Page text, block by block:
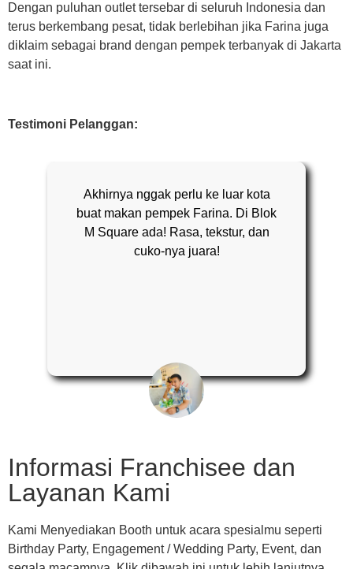
Dengan puluhan outlet tersebar di seluruh Indonesia dan
terus berkembang pesat, tidak berlebihan jika Farina juga
diklaim sebagai brand dengan pempek terbanyak di Jakarta
saat ini.
Testimoni Pelanggan:
Akhirnya nggak perlu ke luar kota
buat makan pempek Farina. Di Blok
M Square ada! Rasa, tekstur, dan
cuko-nya juara!
Informasi Franchisee dan
Layanan Kami
Kami Menyediakan Booth untuk acara spesialmu seperti
Birthday Party, Engagement / Wedding Party, Event, dan